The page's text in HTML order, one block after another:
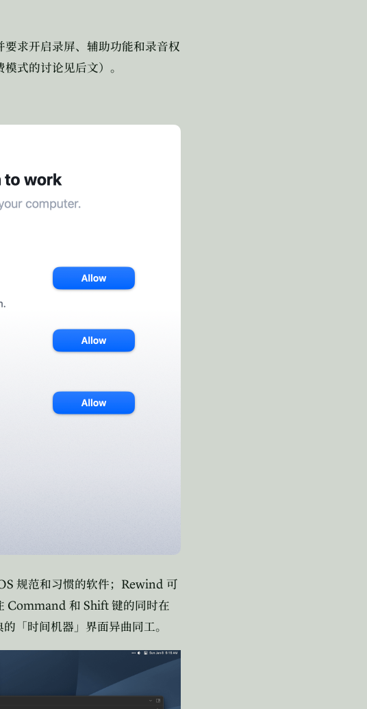
求开启录屏、辅助功能和录音权
式的讨论见后文）。
规范和习惯的软件； Rewind 可
Command 和 Shift键的同时在
的「时间机器」界面异曲同工。